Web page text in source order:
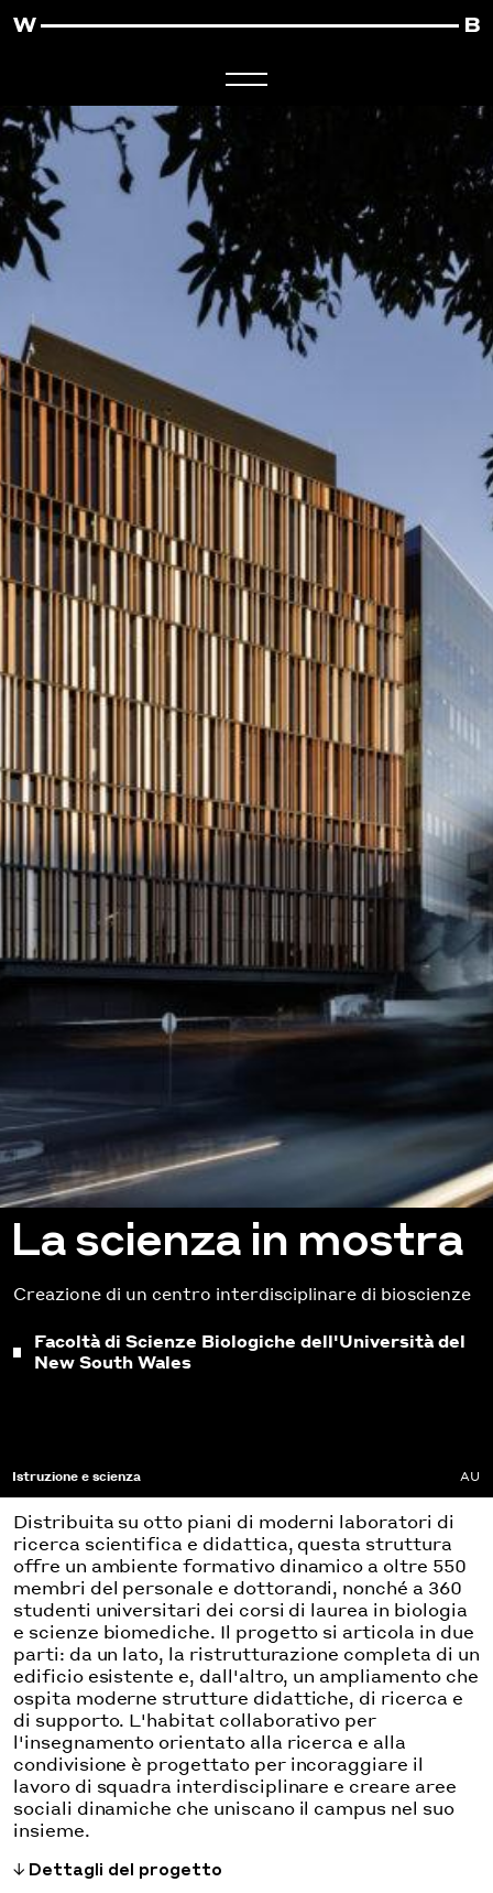
La scienza in mostra
Creazione di un centro interdisciplinare di bioscienze
Facoltà di Scienze Biologiche dell'Università del
New South Wales
Istruzione e scienza AU
Distribuita su otto piani di moderni laboratori di
ricerca scientifica e didattica, questa struttura
offre un ambiente formativo dinamico a oltre 550
membri del personale e dottorandi, nonché a 360
studenti universitari dei corsi di laurea in biologia
e scienze biomediche. Il progetto si articola in due
parti: da un lato, la ristrutturazione completa di un
edificio esistente e, dall'altro, un ampliamento che
ospita moderne strutture didattiche, di ricerca e
di supporto. L'habitat collaborativo per
l'insegnamento orientato alla ricerca e alla
condivisione è progettato per incoraggiare il
lavoro di squadra interdisciplinare e creare aree
sociali dinamiche che uniscano il campus nel suo
insieme.
Dettagli del progetto